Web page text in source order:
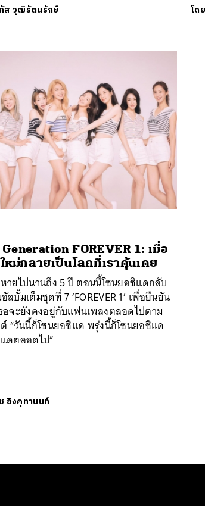
ส วุฒิรัตนรักษ์ โดย
FOREVER 1: เมื่อ
หม่กลายเป็นโลกที่เราคุ้นเคย
ายไปนานถึง 5 ปี ตอนนี้โซนยอชิแดกลับ
บั้มเต็มชุดที่ 7 ‘FOREVER 1’ เพื่อยืนยัน
อจะยังคงอยู่กับแฟนเพลงตลอดไปตาม
“วันนี้ก็โซนยอชิแด พรุ่งนี้ก็โซนยอชิแด
ดตลอดไป”
อิงคุทานนท์
TWEET LINE EMAIL